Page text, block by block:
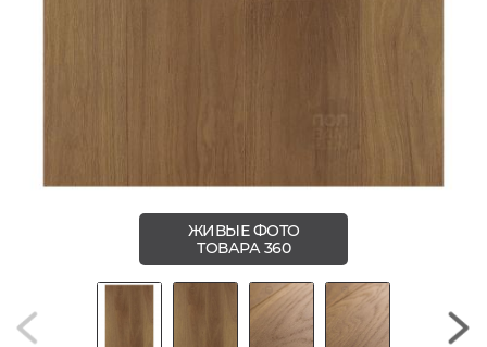
ЖИВЫЕ ФОТО
ТОВАРА 360